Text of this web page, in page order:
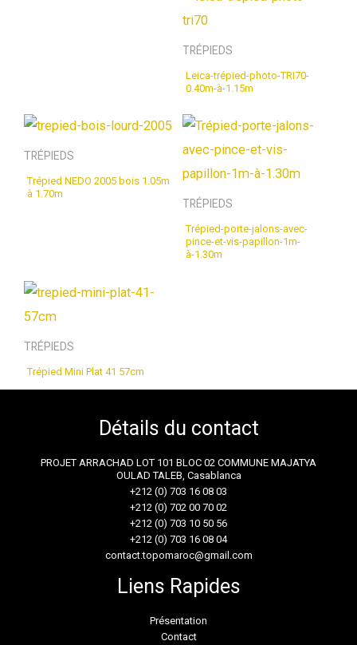
TRÉPIEDS
Leica-trépied-photo-TRI70-
0.40m-à-1.15m
TRÉPIEDS
Trépied NEDO 2005 bois 1.05m
à 1.70m
TRÉPIEDS
Trépied-porte-jalons-avec-
pince-et-vis-papillon-1m-
à-1.30m
TRÉPIEDS
Trépied Mini Plat 41 57cm
Détails du contact
PROJET ARRACHAD LOT 101 BLOC 02 COMMUNE MAJATYA
OULAD TALEB, Casablanca
+212 (0) 703 16 08 03
+212 (0) 702 00 70 02
+212 (0) 703 10 50 56
+212 (0) 703 16 08 04
contact.topomaroc@gmail.com
Liens Rapides
Présentation
Contact